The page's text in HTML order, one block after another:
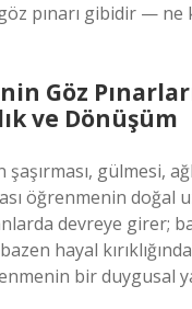
pınarı gibidir — ne
Göz
ve Dönüşüm
gülmesi,
öğrenmenin doğal
devreye girer;
hayal
bir duygusal